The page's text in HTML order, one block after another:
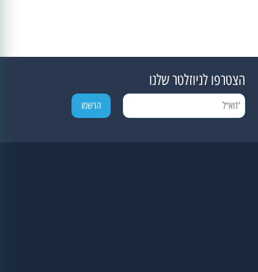
הצטרפו לניוזלטר שלנו